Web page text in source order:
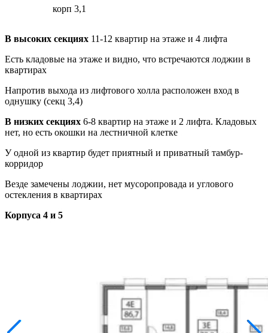
корп 3,1
В высоких секциях 11-12 квартир на этаже и 4 лифта
Есть кладовые на этаже и видно, что встречаются лоджии в
квартирах
Напротив выхода из лифтового холла расположен вход в
однушку (секц 3,4)
В низких секциях 6-8 квартир на этаже и 2 лифта. Кладовых
нет, но есть окошки на лестничной клетке
У одной из квартир будет приятный и приватный тамбур-
корридор
Везде замечены лоджии, нет мусоропровада и углового
остекления в квартирах
Корпуса 4 и 5